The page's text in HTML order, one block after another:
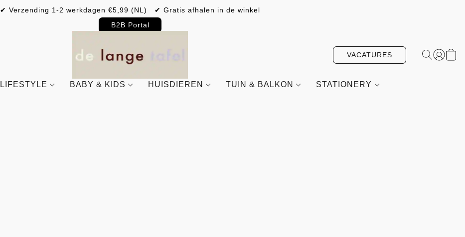
✔ Verzending 1-2 werkdagen €5,99 (NL) ✔ Gratis afhalen in de winkel
B2B Portal
VACATURES
LIFESTYLE BABY & KIDS HUISDIEREN TUIN & BALKON STATIONERY